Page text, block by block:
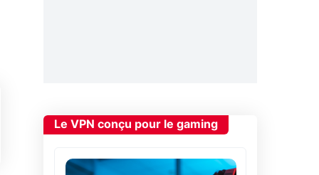
Le VPN conçu pour le gaming